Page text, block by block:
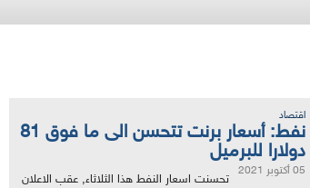
اقتصاد
نفط: أسعار برنت تتحسن الى ما فوق 81
دولارا للبرميل
05 أكتوبر 2021
تحسنت اسعار النفط هذا الثلاثاء, عقب الاعلان